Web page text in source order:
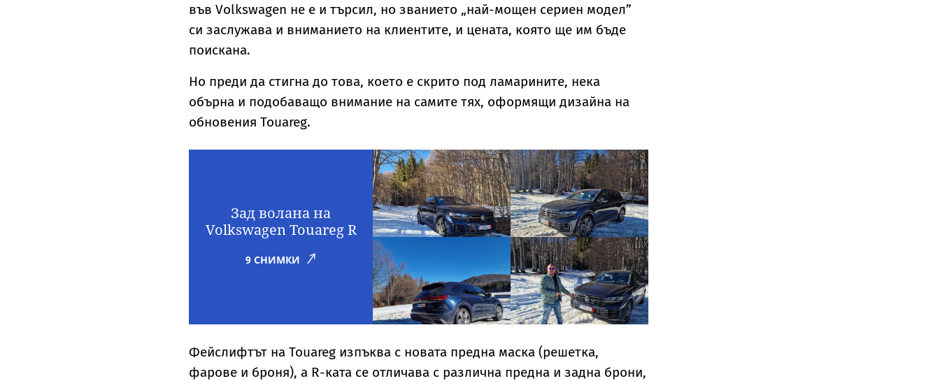
във Volkswagen не е и търсил, но званието „най-мощен сериен модел”
си заслужава и вниманието на клиентите, и цената, която ще им бъде
поискана.
Но преди да стигна до това, което е скрито под ламарините, нека
обърна и подобаващо внимание на самите тях, оформящи дизайна на
обновения Touareg.
Зад волана на
Volkswagen Touareg R
9 СНИМКИ
Фейслифтът на Touareg изпъква с новата предна маска (решетка,
фарове и броня), а R-ката се отличава с различна предна и задна брони,